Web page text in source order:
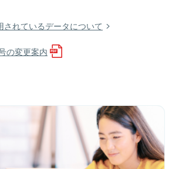
れているデータについて
の変更案内